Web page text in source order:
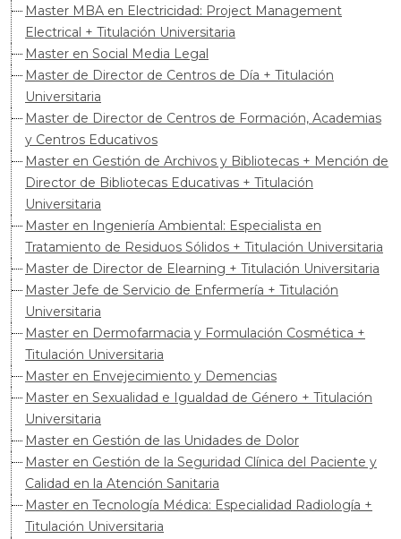
Master MBA en Electricidad: Project Management
Electrical + Titulación Universitaria
Master en Social Media Legal
Master de Director de Centros de Día + Titulación
Universitaria
Master de Director de Centros de Formación, Academias
y Centros Educativos
Master en Gestión de Archivos y Bibliotecas + Mención de
Director de Bibliotecas Educativas + Titulación
Universitaria
Master en Ingeniería Ambiental: Especialista en
Tratamiento de Residuos Sólidos + Titulación Universitaria
Master de Director de Elearning + Titulación Universitaria
Master Jefe de Servicio de Enfermería + Titulación
Universitaria
Master en Dermofarmacia y Formulación Cosmética +
Titulación Universitaria
Master en Envejecimiento y Demencias
Master en Sexualidad e Igualdad de Género + Titulación
Universitaria
Master en Gestión de las Unidades de Dolor
Master en Gestión de la Seguridad Clínica del Paciente y
Calidad en la Atención Sanitaria
Master en Tecnología Médica: Especialidad Radiología +
Titulación Universitaria